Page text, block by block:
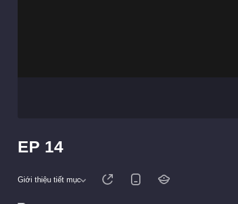
EP 14
Giới thiệu tiết mục